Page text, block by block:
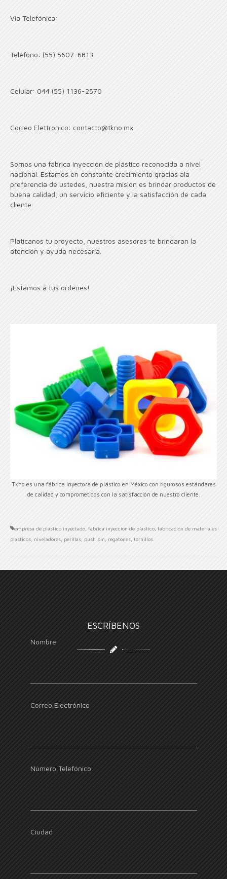
Via Telefónica:
Teléfono: (55) 5607-6813
Celular: 044 (55) 1136-2570
Correo Elettronico: contacto@tkno.mx
Somos una fábrica inyección de plástico reconocida a nivel
nacional. Estamos en constante crecimiento gracias ala
preferencia de ustedes, nuestra misión es brindar productos de
buena calidad, un servicio eficiente y la satisfacción de cada
cliente.
Platícanos tu proyecto, nuestros asesores te brindaran la
atención y ayuda necesaria.
¡Estamos a tus órdenes!
Tkno es una fábrica inyectora de plástico en México con rigurosos estándares
de calidad y comprometidos con la satisfacción de nuestro cliente.
empresa de plastico inyectado, fabrica inyeccion de plastico, fabricacion de materiales
plasticos, niveladores, perillas, push pin, regatones, tornillos
ESCRÍBENOS
Nombre
Correo Electrónico
Número Telefónico
Ciudad